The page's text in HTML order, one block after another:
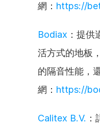
網： https://
Bodiax ：提
活方式的地板
的隔音性能，
網： https://
Calitex B.V.